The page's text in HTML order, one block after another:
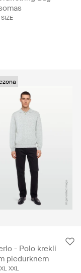
- Polo krekli
piedurknēm
XL XXL